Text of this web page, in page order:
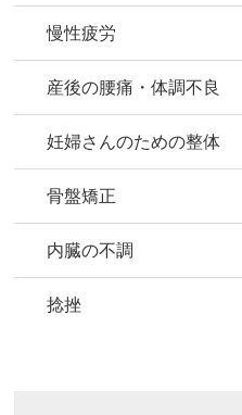
慢性疲労
産後の腰痛・体調不良
妊婦さんのための整体
骨盤矯正
内臓の不調
捻挫